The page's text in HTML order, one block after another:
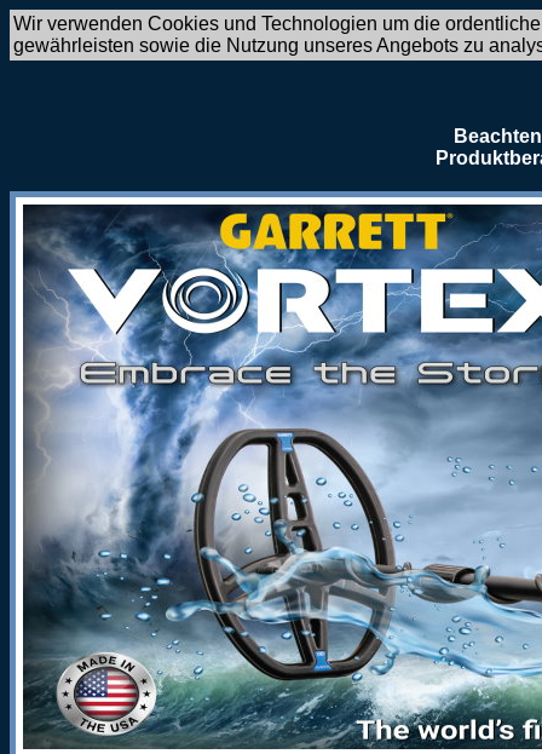
Wir verwenden Cookies und Technologien um die
gewährleisten sowie die Nutzung unseres Angebots zu